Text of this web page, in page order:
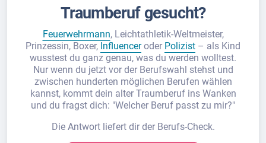
Traumberuf gesucht?
Feuerwehrmann, Leichtathletik-Weltmeister,
Prinzessin, Boxer, Influenceroder Polizist – als Kind
wusstest du ganz genau, was du werden wolltest.
Nur wenn du jetzt vor der Berufswahl stehst und
zwischen hunderten möglichen Berufen wählen
kannst, kommt dein alter Traumberuf ins Wanken
und du fragst dich: "Welcher Beruf passt zu mir?"
Die Antwort liefert dir der Berufs-Check.